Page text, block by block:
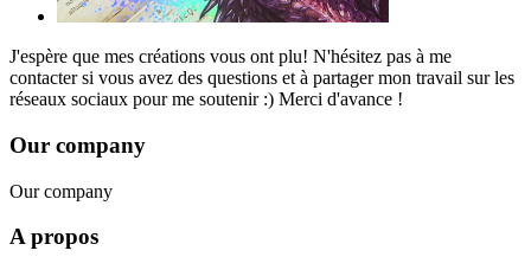
J'espère que mes créations vous ont plu! N'hésitez pas à me
contacter si vous avez des questions et à partager mon travail sur les
réseaux sociaux pour me soutenir :) Merci d'avance !
Our company
Our company
A propos